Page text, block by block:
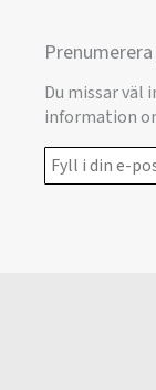
Du missar väl
information